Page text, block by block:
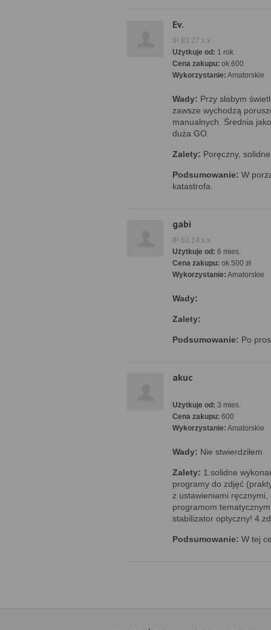
Ev.
IP 83.27.x.x
Użytkuje od: 1 rok
Cena zakupu: ok.600
Wykorzystanie: Amatorskie
Wady: Przy słabym
zawsze wychodzą
manualnych. Średnia
duża GO.
Zalety: Poręczny,
Podsumowanie: W
katastrofa.
gabi
IP 83.14.x.x
Użytkuje od: 6 mies.
Cena zakupu: ok.500 zł
Wykorzystanie: Amatorskie
Wady:
Zalety:
Podsumowanie: Po
akuc
Użytkuje od: 3 mies.
Cena zakupu: 600
Wykorzystanie: Amatorskie
Wady: Nie stwierdziłem
Zalety: 1.solidne
programy do zdjęć
z ustawieniami ręcznymi,
programom
stabilizator optyczny!
Podsumowanie: W tej